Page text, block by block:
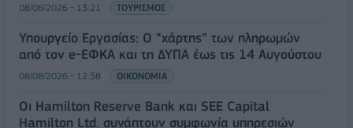
08/08/2026 - 13:21 ΤΟΥΡΙΣΜΟΣ
Υπουργείο Εργασίας: Ο “χάρτης” των πληρωμών
από τον e-ΕΦΚΑ και τη ΔΥΠΑ έως τις 14 Αυγούστου
08/08/2026 - 12:58 ΟΙΚΟΝΟΜΙΑ
Οι Hamilton Reserve Bank και SEE Capital
Hamilton Ltd. συνάπτουν συμφωνία υπηρεσιών